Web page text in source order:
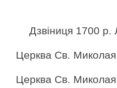
Дзвіниця 1700
Церква Cв.
Церква Cв.